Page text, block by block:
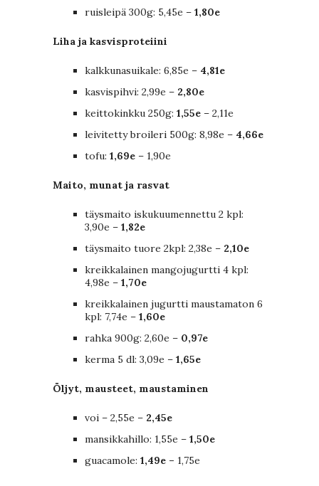
ruisleipä 300g: 5,45e – 1,80e
Liha ja kasvisproteiini
kalkkunasuikale: 6,85e – 4,81e
kasvispihvi: 2,99e – 2,80e
keittokinkku 250g: 1,55e – 2,11e
leivitetty broileri 500g: 8,98e – 4,66e
tofu: 1,69e – 1,90e
Maito, munat ja rasvat
täysmaito iskukuumennettu 2 kpl:
3,90e – 1,82e
täysmaito tuore 2kpl: 2,38e – 2,10e
kreikkalainen mangojugurtti 4 kpl:
4,98e – 1,70e
kreikkalainen jugurtti maustamaton 6
kpl: 7,74e – 1,60e
rahka 900g: 2,60e – 0,97e
kerma 5 dl: 3,09e – 1,65e
Öljyt, mausteet, maustaminen
voi – 2,55e – 2,45e
mansikkahillo: 1,55e – 1,50e
guacamole: 1,49e – 1,75e